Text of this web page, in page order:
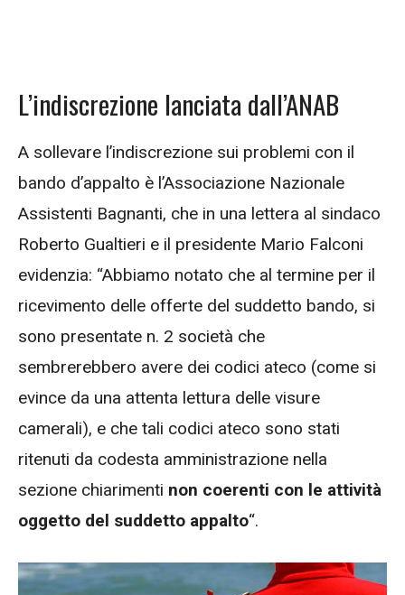
L’indiscrezione lanciata dall’ANAB
A sollevare l’indiscrezione sui problemi con il
bando d’appalto è l’Associazione Nazionale
Assistenti Bagnanti, che in una lettera al sindaco
Roberto Gualtieri e il presidente Mario Falconi
evidenzia: “Abbiamo notato che al termine per il
ricevimento delle offerte del suddetto bando, si
sono presentate n. 2 società che
sembrerebbero avere dei codici ateco (come si
evince da una attenta lettura delle visure
camerali), e che tali codici ateco sono stati
ritenuti da codesta amministrazione nella
sezione chiarimenti non coerenti con le attività
oggetto del suddetto appalto“.